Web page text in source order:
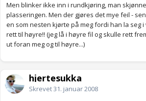
Men blinker ikke inn i rundkjøring, man
plasseringen. Men der gjøres det mye feil -
en som nesten kjørte på meg fordi han la seg
rett til høyre!! (jeg lå i høyre fil og skulle rett
ut foran meg og til høyre...)
hjertesukka
Skrevet31. januar 2008